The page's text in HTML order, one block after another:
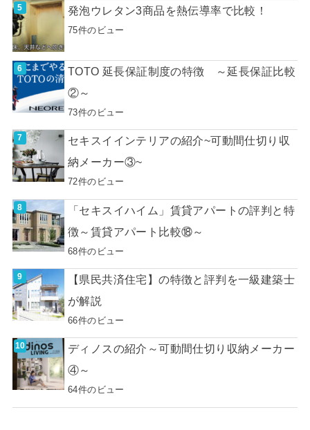
発泡ウレタン3商品を熱伝導率で比較！
75件のビュー
TOTO 延長保証制度の特徴 ～延長保証比較
②～
73件のビュー
セキスイインテリアの紹介~可動間仕切り収
納メーカー③~
72件のビュー
「セキスイハイム」賃貸アパートの評判と特
徴～賃貸アパート比較⑱～
68件のビュー
【県民共済住宅】の特徴と評判を一級建築士
が解説
66件のビュー
ディノスの紹介～可動間仕切り収納メーカー
④～
64件のビュー